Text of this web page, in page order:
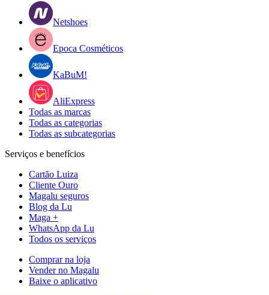
Netshoes
Epoca Cosméticos
KaBuM!
AliExpress
Todas as marcas
Todas as categorias
Todas as subcategorias
Serviços e benefícios
Cartão Luiza
Cliente Ouro
Magalu seguros
Blog da Lu
Maga +
WhatsApp da Lu
Todos os serviços
Comprar na loja
Vender no Magalu
Baixe o aplicativo